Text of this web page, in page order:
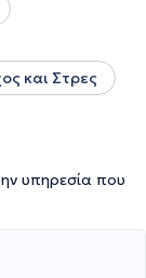
και Στρες
υπηρεσία που